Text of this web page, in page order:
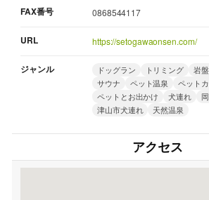
FAX番号 0868544117
URL https://setogawaonsen.com/
ジャンル ドッグラン トリミング 岩
サウナ
ペット温泉
ペット
ペットとお出かけ
犬連れ
津山市犬連れ
天然温泉
アクセス